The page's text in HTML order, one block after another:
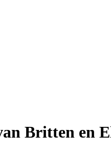
Britten en